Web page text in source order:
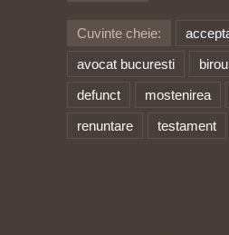
Cuvinte cheie:
avocat bucuresti
defunct
mostenirea
renuntare
testament